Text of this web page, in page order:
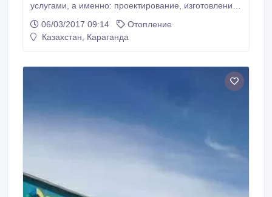
услугами, а именно: проектирование, изготовление
а также поставкой вентиляционного и
климатического оборудования. Данными услугами
06/03/2017 09:14
Отопление
Казахстан, Караганда